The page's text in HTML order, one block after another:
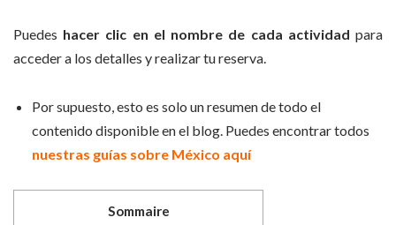
Puedes hacer clic en el nombre de cada actividad para
acceder a los detalles y realizar tu reserva.
Por supuesto, esto es solo un resumen de todo el
contenido disponible en el blog. Puedes encontrar todos
nuestras guías sobre México aquí
Sommaire